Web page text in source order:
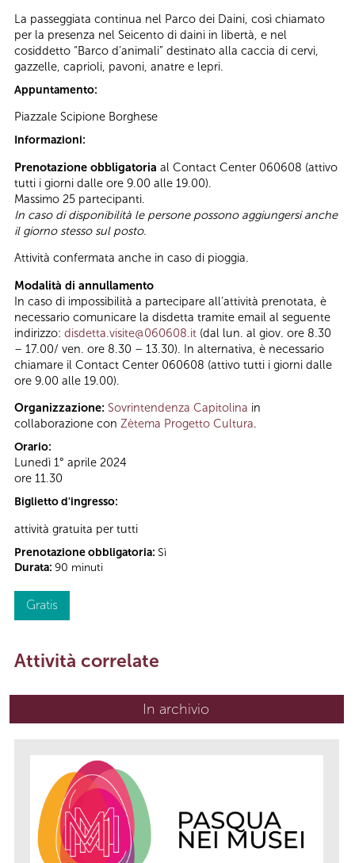
La passeggiata continua nel Parco dei Daini, così chiamato
per la presenza nel Seicento di daini in libertà, e nel
cosiddetto “Barco d’animali” destinato alla caccia di cervi,
gazzelle, caprioli, pavoni, anatre e lepri.
Appuntamento:
Piazzale Scipione Borghese
Informazioni:
Prenotazione obbligatoria al Contact Center 060608 (attivo
tutti i giorni dalle ore 9.00 alle 19.00).
Massimo 25 partecipanti.
In caso di disponibilità le persone possono aggiungersi anche
il giorno stesso sul posto.
Attività confermata anche in caso di pioggia.
Modalità di annullamento
In caso di impossibilità a partecipare all’attività prenotata, è
necessario comunicare la disdetta tramite email al seguente
indirizzo: disdetta.visite@060608.it (dal lun. al giov. ore 8.30
– 17.00/ ven. ore 8.30 – 13.30). In alternativa, è necessario
chiamare il Contact Center 060608 (attivo tutti i giorni dalle
ore 9.00 alle 19.00).
Organizzazione: Sovrintendenza Capitolina in
collaborazione con Zètema Progetto Cultura.
Orario:
Lunedì 1° aprile 2024
ore 11.30
Biglietto d'ingresso:
attività gratuita per tutti
Prenotazione obbligatoria: Sì
Durata: 90 minuti
Gratis
Attività correlate
In archivio